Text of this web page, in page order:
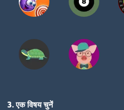
3. एक विषय चुनें